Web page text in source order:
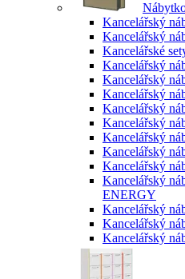
Kancelářský
Kancelářský
Kancelářské
Kancelářský
Kancelářský
Kancelářský
Kancelářský
Kancelářský
Kancelářský
Kancelářský
Kancelářský
Kancelářský
ENERGY
Kancelářský
Kancelářský
Kancelářský